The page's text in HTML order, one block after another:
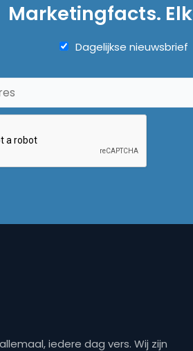
Marketingfacts.
Dagelijkse nieuwsbrief
iedere dag vers. Wij zijn